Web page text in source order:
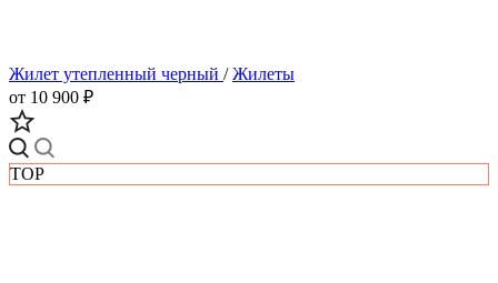
Жилет утепленный черный / Жилеты
от 10 900 ₽
TOP